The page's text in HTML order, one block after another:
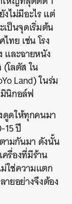
ไม่มีอะไร แต่
เป็นจุดเริ่มต้น
ทย เช่น โรง
และฉายหนัง
(โลตัส ใน
Land) ในร่ม
นิกอล์ฟ
ดให้ทุกคนมา
15 ปี
ามกันมา ดังนั้น
รื่องที่มีร้าน
ใช่ความแตก
ยอย่างจึงต้อง